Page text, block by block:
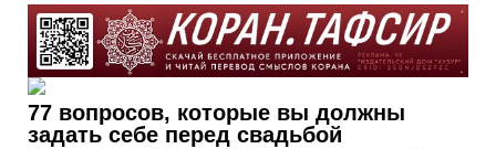
77 вопросов, которые вы должны
задать себе перед свадьбой